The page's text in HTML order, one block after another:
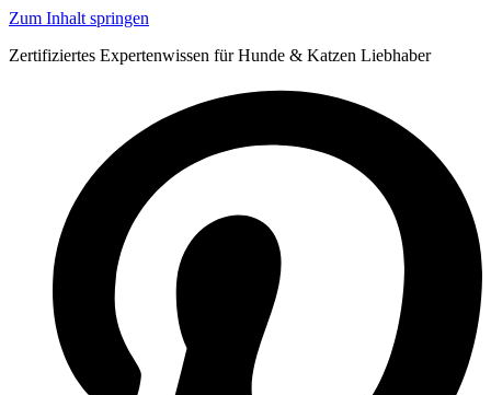
Zum Inhalt springen
Zertifiziertes Expertenwissen für Hunde & Katzen Liebhaber